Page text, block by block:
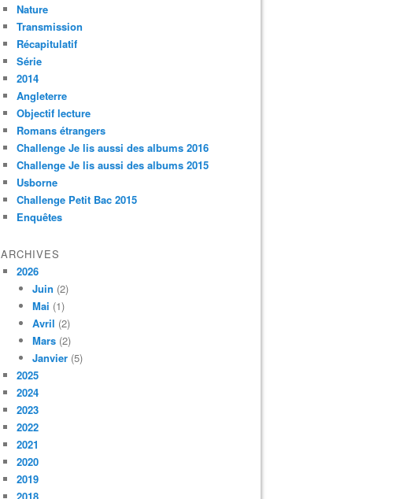
Nature
Transmission
Récapitulatif
Série
2014
Angleterre
Objectif lecture
Romans étrangers
Challenge Je lis aussi des albums 2016
Challenge Je lis aussi des albums 2015
Usborne
Challenge Petit Bac 2015
Enquêtes
ARCHIVES
2026
Juin (2)
Mai (1)
Avril (2)
Mars (2)
Janvier (5)
2025
2024
2023
2022
2021
2020
2019